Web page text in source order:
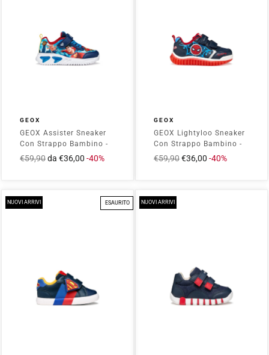
GEOX
GEOX Assister Sneaker
Con Strappo Bambino -
J65DZA02ABC Navy
Prezzo
€59,90Prezzo
da €36,00 -40%
GEOX
GEOX Lightyloo Sneaker
Con Strappo Bambino -
B655ZC0BC14
Prezzo
€59,90Prezzo
€36,00 -40%
NUOVI ARRIVI ESAURITO NUOVI ARRIVI